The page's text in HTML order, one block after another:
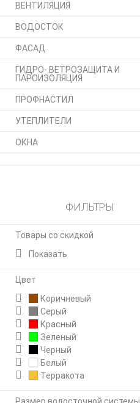
ВЕНТИЛЯЦИЯ
ВОДОСТОК
ФАСАД
ГИДРО- ВЕТРОЗАЩИТА И
ПАРОИЗОЛЯЦИЯ
ПРОФНАСТИЛ
УТЕПЛИТЕЛИ
ОКНА
ФИЛЬТРЫ
Товары со скидкой
Показать
Цвет
Коричневый
Серый
Красный
Зеленый
Черный
Белый
Терракота